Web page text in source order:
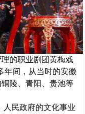
的职业剧团黄梅戏
年间，从当时的安徽
陵、青阳、贵池等
人民政府的文化事业